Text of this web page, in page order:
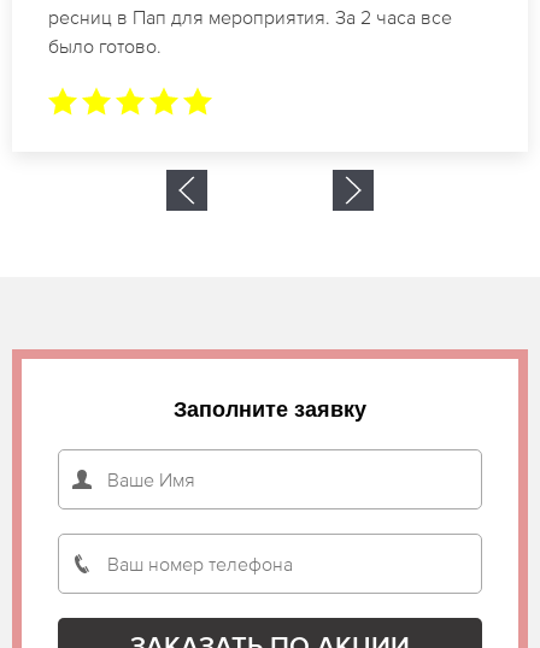
ресниц в Пап. Великолепный результат. Буду
обращаться еще.
Заполните заявку